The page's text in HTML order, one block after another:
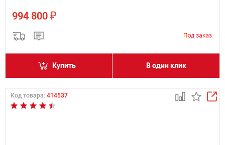
994 800 ₽
Купить В один клик
Код товара: 414537